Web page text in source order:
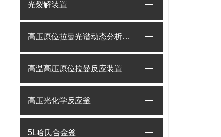
光裂解装置
高压原位拉曼光谱动态分析系统
高温高压原位拉曼反应装置
高压光化学反应釜
5L哈氏合金釜